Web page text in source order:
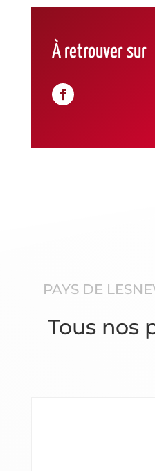
À retrouver sur
PAYS DE
Tous nos